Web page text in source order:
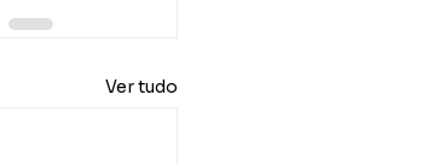
Ver tudo